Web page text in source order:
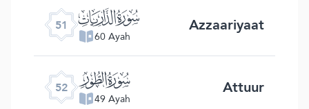
51 ﯠ
60 Ayah Azzaariyaat
52 ﯡ
49 Ayah Attuur